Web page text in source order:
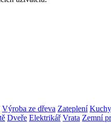
Výroba ze dřeva Zateplení
Dveře Elektrikář Vrata Zemní